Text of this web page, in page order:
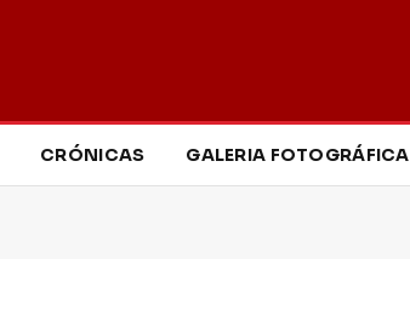
CRÓNICAS GALERIA FOTOGRÁFICA